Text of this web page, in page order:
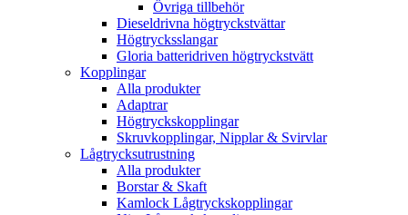
Övriga tillbehör
Dieseldrivna högtryckstvättar
Högtrycksslangar
Gloria batteridriven högtryckstvätt
Kopplingar
Alla produkter
Adaptrar
Högtryckskopplingar
Skruvkopplingar, Nipplar & Svirvlar
Lågtrycksutrustning
Alla produkter
Borstar & Skaft
Kamlock Lågtryckskopplingar